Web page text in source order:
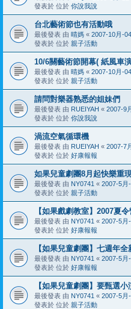
發表於 位於 你說我說
台北藝術節也有活動哦
最後發表 由 晴媽 « 2007-10月-
發表於 位於 親子活動
10/6關藝術節開幕( 紙風車
最後發表 由 晴媽 « 2007-10月-
發表於 位於 親子活動
請問對樂器熟悉的姐妹們
最後發表 由 RUEIYAH « 2007-9
發表於 位於 你說我說
渦流空氣循環機
最後發表 由 RUEIYAH « 2007-7
發表於 位於 好康報報
如果兒童劇團8月起快樂重
最後發表 由 NY0741 « 2007-5月
發表於 位於 親子活動
【如果戲劇教室】2007夏令
最後發表 由 NY0741 « 2007-5月
發表於 位於 好康報報
【如果兒童劇團】七週年
最後發表 由 NY0741 « 2007-5月
發表於 位於 好康報報
【如果兒童劇團】要甄選
最後發表 由 NY0741 « 2007-5月
發表於 位於 親子活動